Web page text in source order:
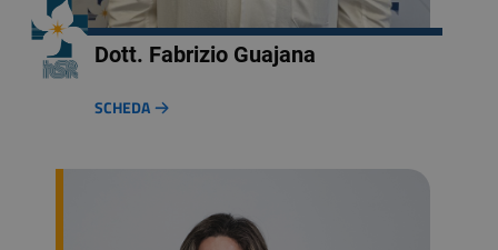
Dott. Fabrizio Guajana
SCHEDA